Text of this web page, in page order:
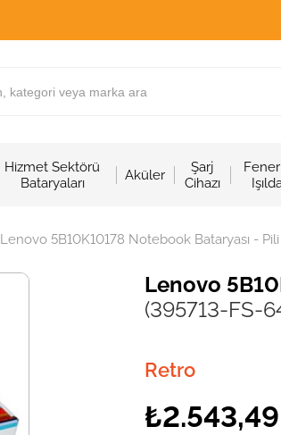
Hizmet Sektörü
Bataryaları
Aküler
Şarj
Cihazı
Lenovo 5B10K10178 Notebook Bataryası -
Lenovo
(395713-FS-
Retro
₺2.543,49